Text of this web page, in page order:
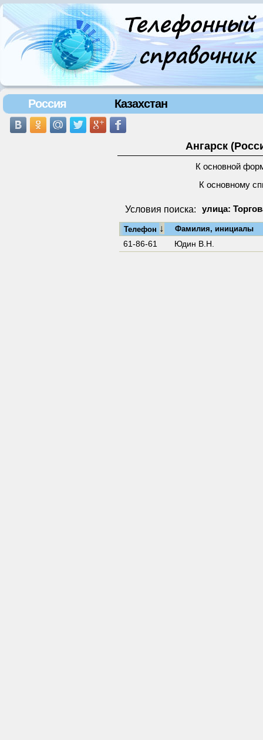
Россия Казахстан
Ангарск
К основной
К основному
Условия поиска: улица:
Телефон ↓ Фамилия, инициалы
61-86-61 Юдин В.Н.